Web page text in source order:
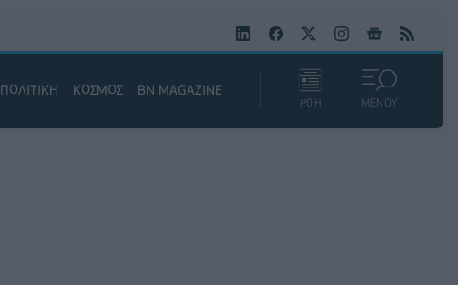
ΠΟΛΙΤΙΚΗ ΚΟΣΜΟΣ BN MAGAZINE
ΡΟΗ ΜΕΝΟΥ